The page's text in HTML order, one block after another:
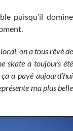
puisqu’il domine
on a tous rêvé de
skate a toujours été
a payé aujourd’hui
ma plus belle